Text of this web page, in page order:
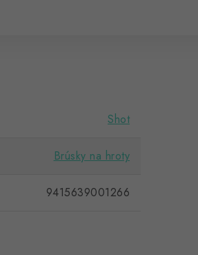
Shot
Brúsky na hroty
9415639001266